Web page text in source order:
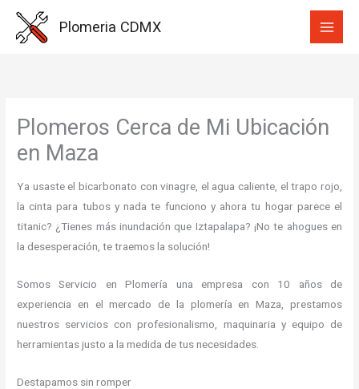
Plomeria CDMX
Plomeros Cerca de Mi Ubicación
en Maza
Ya usaste el bicarbonato con vinagre, el agua caliente, el trapo rojo,
la cinta para tubos y nada te funciono y ahora tu hogar parece el
titanic? ¿Tienes más inundación que Iztapalapa? ¡No te ahogues en
la desesperación, te traemos la solución!
Somos Servicio en Plomería una empresa con 10 años de
experiencia en el mercado de la plomería en Maza, prestamos
nuestros servicios con profesionalismo, maquinaria y equipo de
herramientas justo a la medida de tus necesidades.
Destapamos sin romper